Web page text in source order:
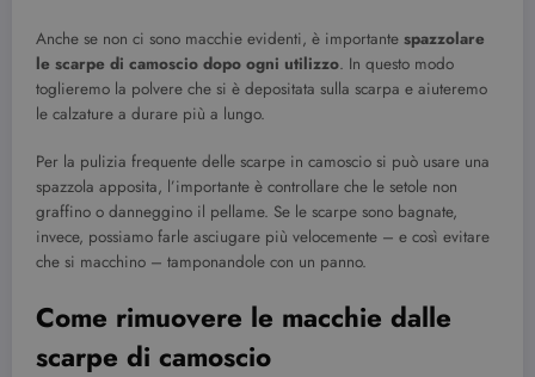
Anche se non ci sono macchie evidenti, è importante spazzolare
le scarpe di camoscio dopo ogni utilizzo. In questo modo
toglieremo la polvere che si è depositata sulla scarpa e aiuteremo
le calzature a durare più a lungo.
Per la pulizia frequente delle scarpe in camoscio si può usare una
spazzola apposita, l’importante è controllare che le setole non
graffino o danneggino il pellame. Se le scarpe sono bagnate,
invece, possiamo farle asciugare più velocemente – e così evitare
che si macchino – tamponandole con un panno.
Come rimuovere le macchie dalle
scarpe di camoscio